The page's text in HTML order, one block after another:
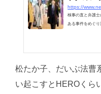
https://
検事の直と弁護士
ある事件をめぐ
松たか子、だいぶ法曹
い起こすとHEROくら